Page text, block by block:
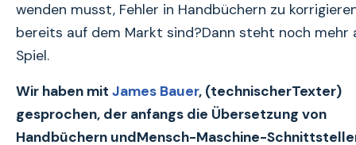
wenden musst, Fehler in Handbüchern zu
bereits auf dem Markt sind?Dann steht noch mehr
Spiel.
Wir haben mit James Bauer, (technischerTexter)
gesprochen, der anfangs die Übersetzung von
Handbüchern undMensch-Maschine-